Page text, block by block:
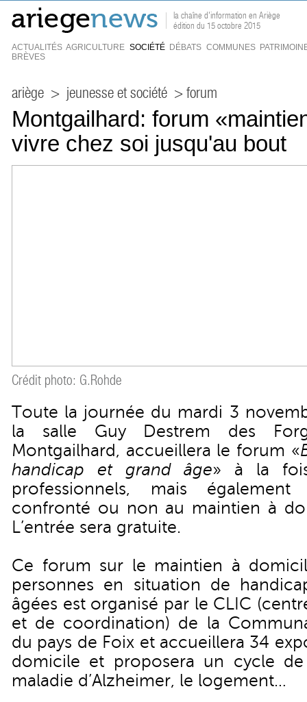
la chaîne d'information en Ariège
édition du 15 octobre 2015
ACTUALITÉS AGRICULTURE SOCIÉTÉ DÉBATS COMMUNES
BRÈVES
ariège > jeunesse et société > forum
Montgailhard: forum
vivre chez soi jusqu'au bout
Crédit photo: G.Rohde
Toute la journée du mardi 3
la salle Guy Destrem des
Montgailhard, accueillera le forum «
handicap et grand âge» à la
professionnels, mais
confronté ou non au maintien à
L’entrée sera gratuite.
Ce forum sur le maintien à
personnes en situation de
âgées est organisé par le CLIC
et de coordination) de la
du pays de Foix et accueillera 34
domicile et proposera un cycle
maladie d’Alzheimer, le logement…